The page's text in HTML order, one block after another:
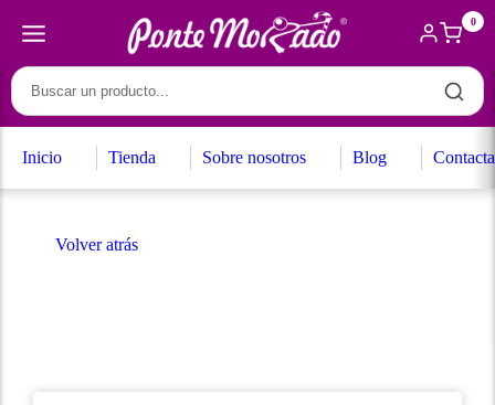
0
Inicio Tienda Sobre nosotros Blog
Volver atrás